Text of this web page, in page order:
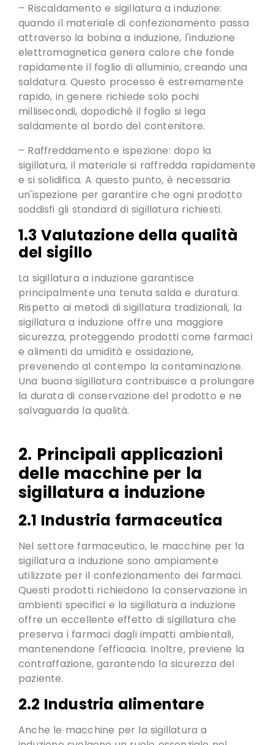
– Riscaldamento e sigillatura a induzione:
quando il materiale di confezionamento passa
attraverso la bobina a induzione, l'induzione
elettromagnetica genera calore che fonde
rapidamente il foglio di alluminio, creando una
saldatura. Questo processo è estremamente
rapido, in genere richiede solo pochi
millisecondi, dopodiché il foglio si lega
saldamente al bordo del contenitore.
– Raffreddamento e ispezione: dopo la
sigillatura, il materiale si raffredda rapidamente
e si solidifica. A questo punto, è necessaria
un'ispezione per garantire che ogni prodotto
soddisfi gli standard di sigillatura richiesti.
1.3 Valutazione della qualità
del sigillo
La sigillatura a induzione garantisce
principalmente una tenuta salda e duratura.
Rispetto ai metodi di sigillatura tradizionali, la
sigillatura a induzione offre una maggiore
sicurezza, proteggendo prodotti come farmaci
e alimenti da umidità e ossidazione,
prevenendo al contempo la contaminazione.
Una buona sigillatura contribuisce a prolungare
la durata di conservazione del prodotto e ne
salvaguarda la qualità.
2. Principali applicazioni
delle macchine per la
sigillatura a induzione
2.1 Industria farmaceutica
Nel settore farmaceutico, le macchine per la
sigillatura a induzione sono ampiamente
utilizzate per il confezionamento dei farmaci.
Questi prodotti richiedono la conservazione in
ambienti specifici e la sigillatura a induzione
offre un eccellente effetto di sigillatura che
preserva i farmaci dagli impatti ambientali,
mantenendone l'efficacia. Inoltre, previene la
contraffazione, garantendo la sicurezza del
paziente.
2.2 Industria alimentare
Anche le macchine per la sigillatura a